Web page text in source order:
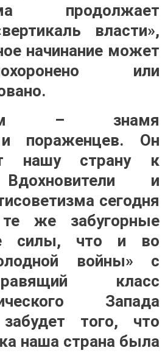
продолжает
власти»,
начинание может
или
– знамя
и пораженцев. Он
нашу страну к
и
сегодня
же забугорные
силы, что и во
войны» с
класс
Запада
того, что
наша страна была